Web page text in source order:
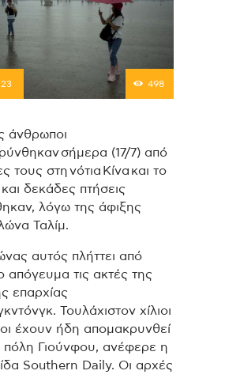
498
άνθρωποι
σήμερα (17/7) από
τους στη νότια Κίνα και το
και δεκάδες πτήσεις
λόγω της άφιξης
Ταλίμ.
αυτός πλήττει από
απόγευμα τις ακτές της
επαρχίας
Τουλάχιστον χίλιοι
έχουν ήδη απομακρυνθεί
πόλη Γιούνφου, ανέφερε η
Southern Daily. Οι αρχές